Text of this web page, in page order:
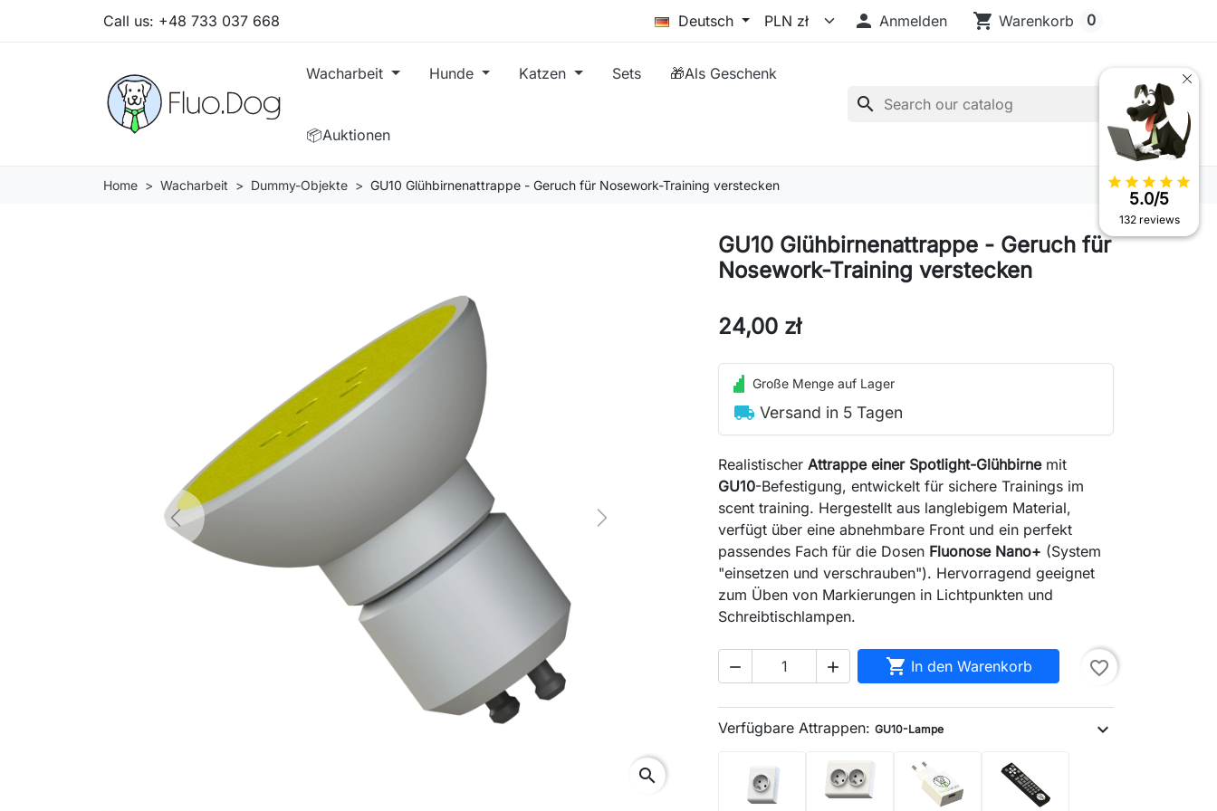
Call us: +48 733 037 668 Deutsch  Anmelden shopping_cart Warenkorb 0
Wacharbeit Hunde Katzen Sets 🎁Als Geschenk
📦Auktionen
search
Home Wacharbeit Dummy-Objekte GU10 Glühbirnenattrappe - Geruch für Nosework-Training verstecken
Previous Next
search
GU10 Glühbirnenattrappe - Geruch für
Nosework-Training verstecken
24,00 zł
Große Menge auf Lager
local_shipping Versand in 5 Tagen
Realistischer Attrappe einer Spotlight-Glühbirnemit
GU10-Befestigung, entwickelt für sichere Trainings im
scent training. Hergestellt aus langlebigem Material,
verfügt über eine abnehmbare Front und ein perfekt
passendes Fach für die Dosen Fluonose Nano+ (System
"einsetzen und verschrauben"). Hervorragend geeignet
zum Üben von Markierungen in Lichtpunkten und
Schreibtischlampen.
   In den Warenkorb favorite_border
Verfügbare Attrappen: GU10-Lampe expand_more
star star star star star
5.0/5
132 reviews